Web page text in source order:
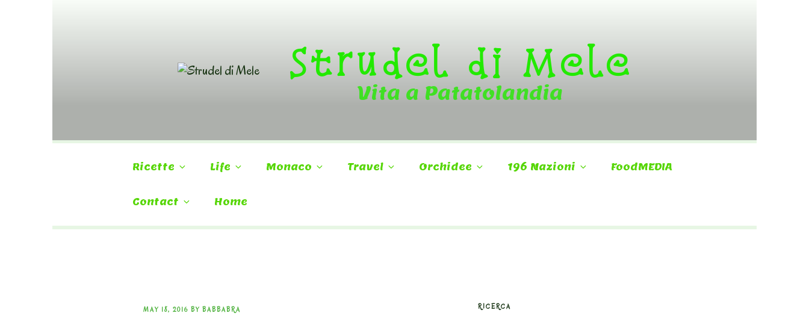
Strudel di Mele
Vita a Patatolandia
Ricette Life Monaco Travel Orchidee 196 Nazioni FoodMEDIA
Contact Home
POSTED
MAY 18, 2016 BY BABBABRA RICERCA